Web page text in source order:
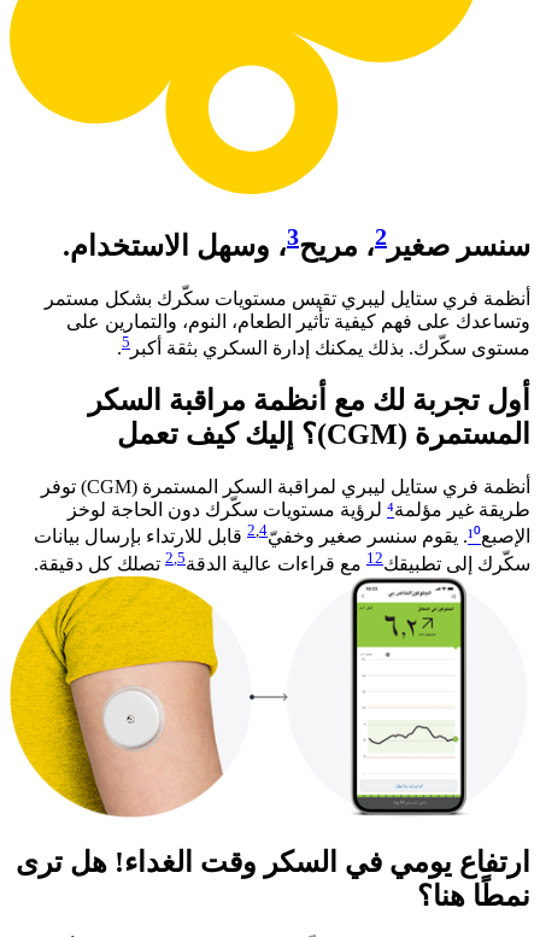
سنسر صغير 2، مريح3، وسهل الاستخدام.
أنظمة فري ستايل ليبري تقيس مستويات سكّرك بشكل مستمر
وتساعدك على فهم كيفية تأثير الطعام، النوم، والتمارين على
مستوى سكّرك. بذلك يمكنك إدارة السكري بثقة أكبر 5
. ​
أول تجربة لك مع أنظمة مراقبة السكر
المستمرة (CGM)؟ إليك كيف تعمل​
أنظمة فري ستايل ليبري لمراقبة السكر المستمرة (CGM) توفر
طريقة غير مؤلمة⁴ لرؤية مستويات سكّرك دون الحاجة لوخز
الإصبع¹⁰. يقوم سنسر صغير وخفيّ 2,4
قابل للارتداء بإرسال بيانات
سكّرك إلى تطبيقك12 مع قراءات عالية الدقة 2,5 تصلك كل دقيقة.​
ارتفاع يومي في السكر وقت الغداء! هل ترى
نمطًا هنا؟